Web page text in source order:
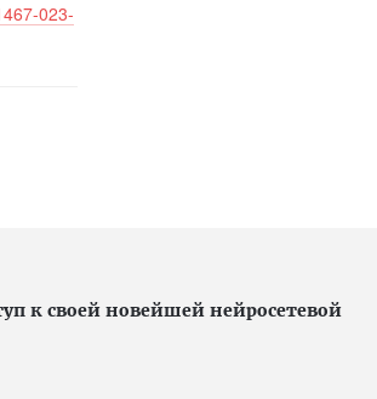
023-
к своей новейшей нейросетевой